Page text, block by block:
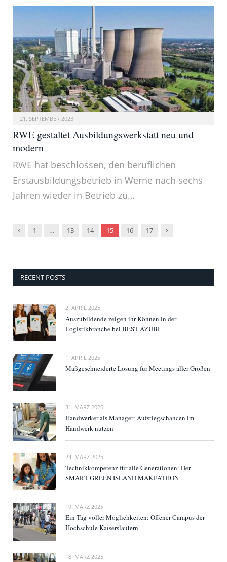
21. SEPTEMBER 2023
RWE gestaltet Ausbildungswerkstatt neu und
modern
RWE hat beschlossen, den beruflichen
Erstausbildungsbetrieb in Werne nach sechs
Jahren wieder in Betrieb zu…
Vorgänger
1 … 13 14 15 16 17 Nachfolger
RECENT POSTS
2. APRIL 2025
Auszubildende zeigen ihr Können in der
Logistikbranche bei BEST AZUBI
1. APRIL 2025
Maßgeschneiderte Lösung für Meetings aller Größen
31. MÄRZ 2025
Handwerker als Manager: Aufstiegschancen im
Handwerk nutzen
24. MÄRZ 2025
Technikkompetenz für alle Generationen: Der
SMART GREEN ISLAND MAKEATHON
19. MÄRZ 2025
Ein Tag voller Möglichkeiten: Offener Campus der
Hochschule Kaiserslautern
18. MÄRZ 2025